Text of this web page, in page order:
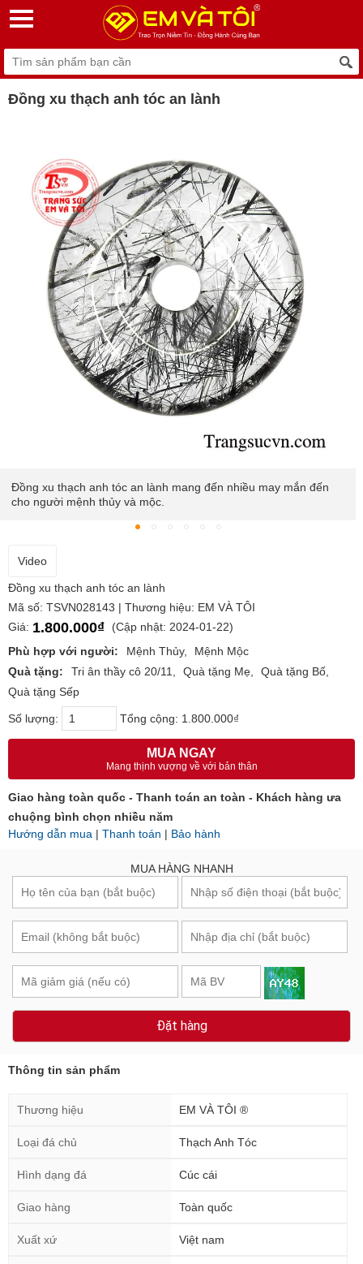
Đồng xu thạch anh tóc an lành
Đồng xu thạch anh tóc an lành mang đến nhiều may mắn đến
cho người mệnh thủy và mộc.
Video
Đồng xu thạch anh tóc an lành
Mã số: TSVN028143 | Thương hiệu: EM VÀ TÔI
Giá: 1.800.000₫
(Cập nhật: 2024-01-22)
Phù hợp với người:
Mệnh Thủy
Mệnh Mộc
Quà tặng:
Tri ân thầy cô 20/11 Quà tặng Mẹ
Quà tặng Bố
Quà tặng Sếp
Số lượng: Tổng cộng: 1.800.000₫
MUA NGAY
Mang thịnh vượng về với bản thân
Giao hàng toàn quốc - Thanh toán an toàn - Khách hàng ưa
chuộng bình chọn nhiều năm
Hướng dẫn mua | Thanh toán | Bảo hành
MUA HÀNG NHANH
Đặt hàng
Thông tin sản phẩm
Thương hiệu EM VÀ TÔI ®
Loại đá chủ Thạch Anh Tóc
Hình dạng đá Cúc cái
Giao hàng Toàn quốc
Xuất xứ Việt nam